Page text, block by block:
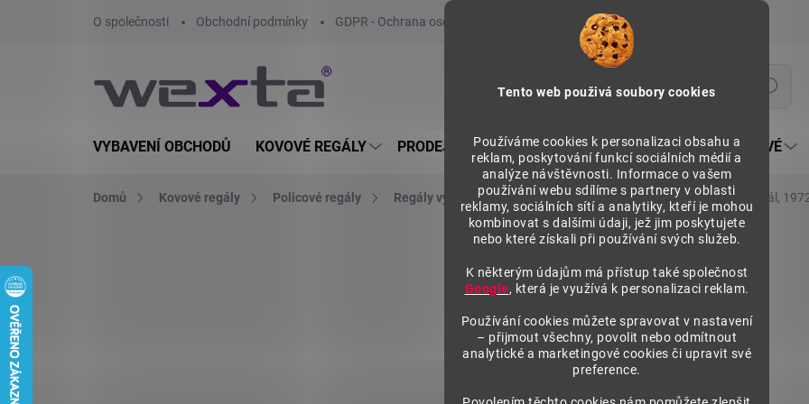
Tento web použivá soubory cookies
Používáme cookies k personalizaci obsahu a
reklam, poskytování funkcí sociálních médií a
analýze návštěvnosti. Informace o vašem
používání webu sdílíme s partnery v oblasti
reklamy, sociálních sítí a analytiky, kteří je mohou
kombinovat s dalšími údaji, jež jim poskytujete
nebo které získali při používání svých služeb.
K některým údajům má přístup také společnost
Google, která je využívá k personalizaci reklam.
Používání cookies můžete spravovat v nastavení
– přijmout všechny, povolit nebo odmítnout
analytické a marketingové cookies či upravit své
preference.
O společnosti Obchodní podmínky GDPR - Ochrana osobních údajů Prohlášení o používání COOKIES
Hledat
VYBAVENÍ OBCHODŮ KOVOVÉ REGÁLY PRODEJNÍ REGÁLY SU5 PULTY PRODEJNÍ SEKTOROVÉ
Domů Kovové regály Policové regály Regály výška 1972 mm, základní moduly Kovový policový regál,